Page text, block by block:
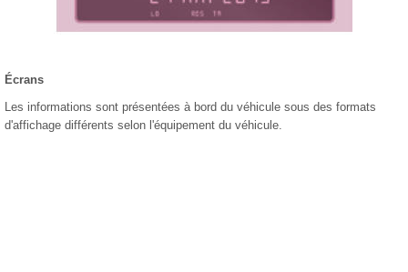
Écrans
Les informations sont présentées à bord du véhicule sous des formats
d'affichage différents selon l'équipement du véhicule.